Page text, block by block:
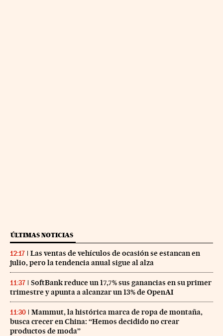
ÚLTIMAS NOTICIAS
12:17
Las ventas de vehículos de ocasión se estancan en
julio, pero la tendencia anual sigue al alza
11:37
SoftBank reduce un 17,7% sus ganancias en su primer
trimestre y apunta a alcanzar un 13% de OpenAI
11:30
Mammut, la histórica marca de ropa de montaña,
busca crecer en China: “Hemos decidido no crear
productos de moda”